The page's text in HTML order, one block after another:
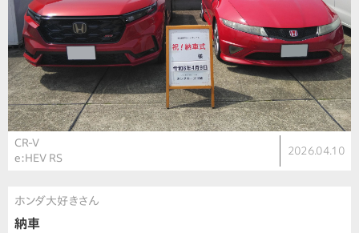
CR-V
e:HEV RS
2026.04.10
ホンダ大好きさん
納車